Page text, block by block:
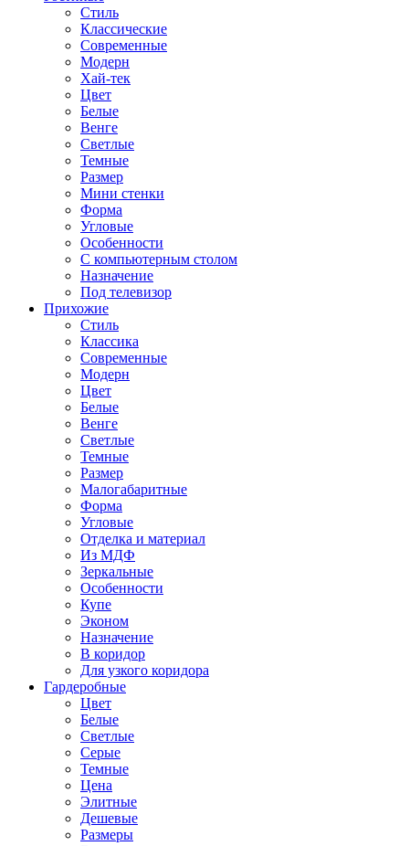
Стиль
Классические
Современные
Модерн
Хай-тек
Цвет
Белые
Венге
Светлые
Темные
Размер
Мини стенки
Форма
Угловые
Особенности
С компьютерным столом
Назначение
Под телевизор
Прихожие
Стиль
Классика
Современные
Модерн
Цвет
Белые
Венге
Светлые
Темные
Размер
Малогабаритные
Форма
Угловые
Отделка и материал
Из МДФ
Зеркальные
Особенности
Купе
Эконом
Назначение
В коридор
Для узкого коридора
Гардеробные
Цвет
Белые
Светлые
Серые
Темные
Цена
Элитные
Дешевые
Размеры